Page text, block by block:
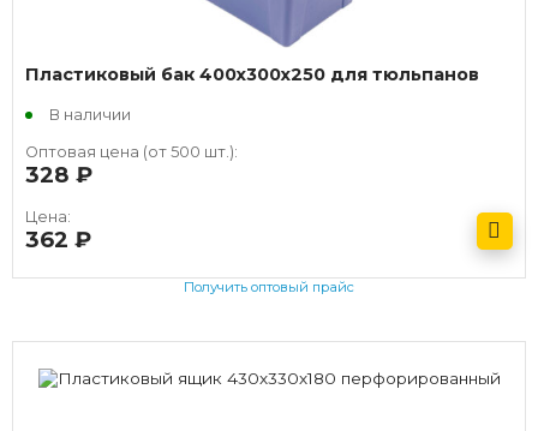
Пластиковый бак 400х300х250 для тюльпанов
В наличии
Оптовая цена (от 500 шт.):
328
Цена:
362
Получить оптовый прайс